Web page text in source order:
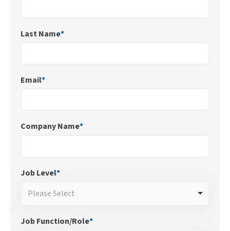
Last Name*
Email*
Company Name*
Job Level*
Please Select
Job Function/Role*